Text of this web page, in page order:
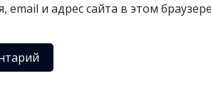
email и адрес сайта в этом